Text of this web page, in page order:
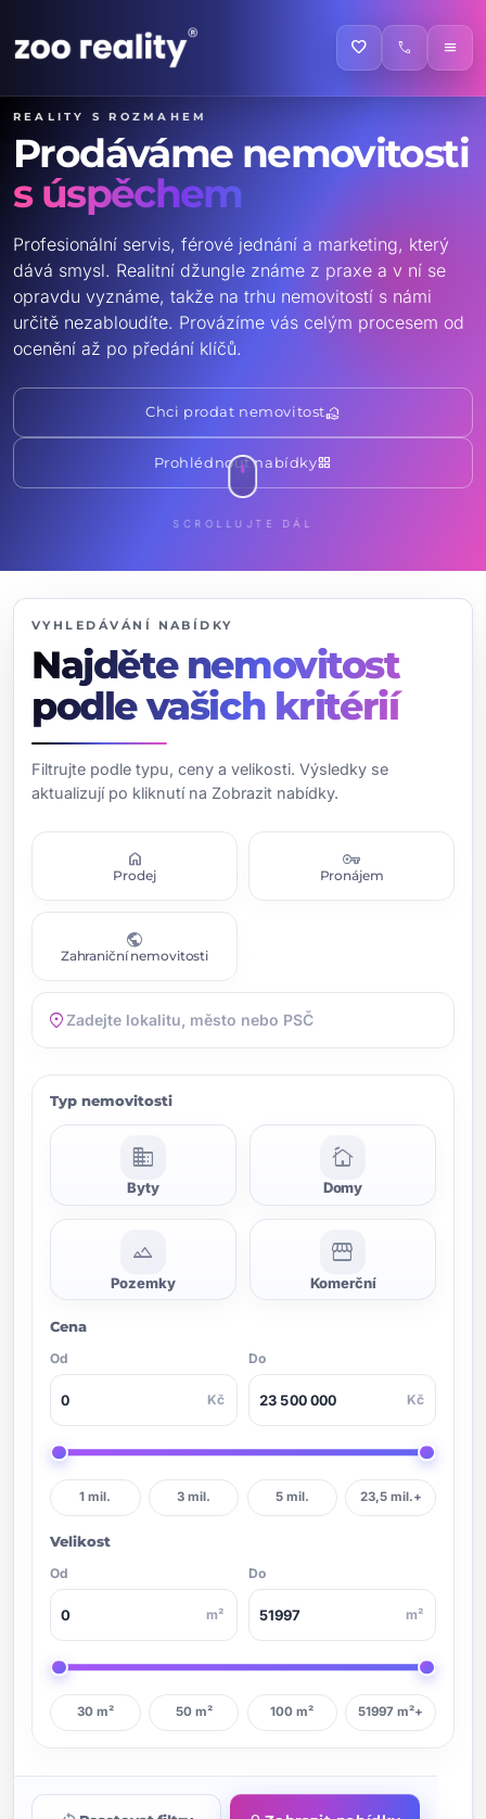
favorite call menu
Reality s rozmahem
Prodáváme nemovitosti
s úspěchem
Profesionální servis, férové jednání a marketing, který
dává smysl. Realitní džungle známe z praxe a v ní se
opravdu vyznáme, takže na trhu nemovitostí s námi
určitě nezabloudíte. Provázíme vás celým procesem od
ocenění až po předání klíčů.
Chci prodat nemovitostreal_estate_agent
Prohlédnout nabídkygrid_view
SCROLLUJTE DÁL
VYHLEDÁVÁNÍ NABÍDKY
Najděte nemovitost
podle vašich kritérií
Filtrujte podle typu, ceny a velikosti. Výsledky se
aktualizují po kliknutí na Zobrazit nabídky.
home
Prodej
vpn_key
Pronájem
public
Zahraniční nemovitosti
location_on
Typ nemovitosti
domain
Byty
cottage
Domy
landscape
Pozemky
storefront
Komerční
Cena
Od
Kč
Do
Kč
1 mil. 3 mil. 5 mil. 23,5 mil.+
Velikost
Od
m²
Do
m²
30 m² 50 m² 100 m² 51997 m²+